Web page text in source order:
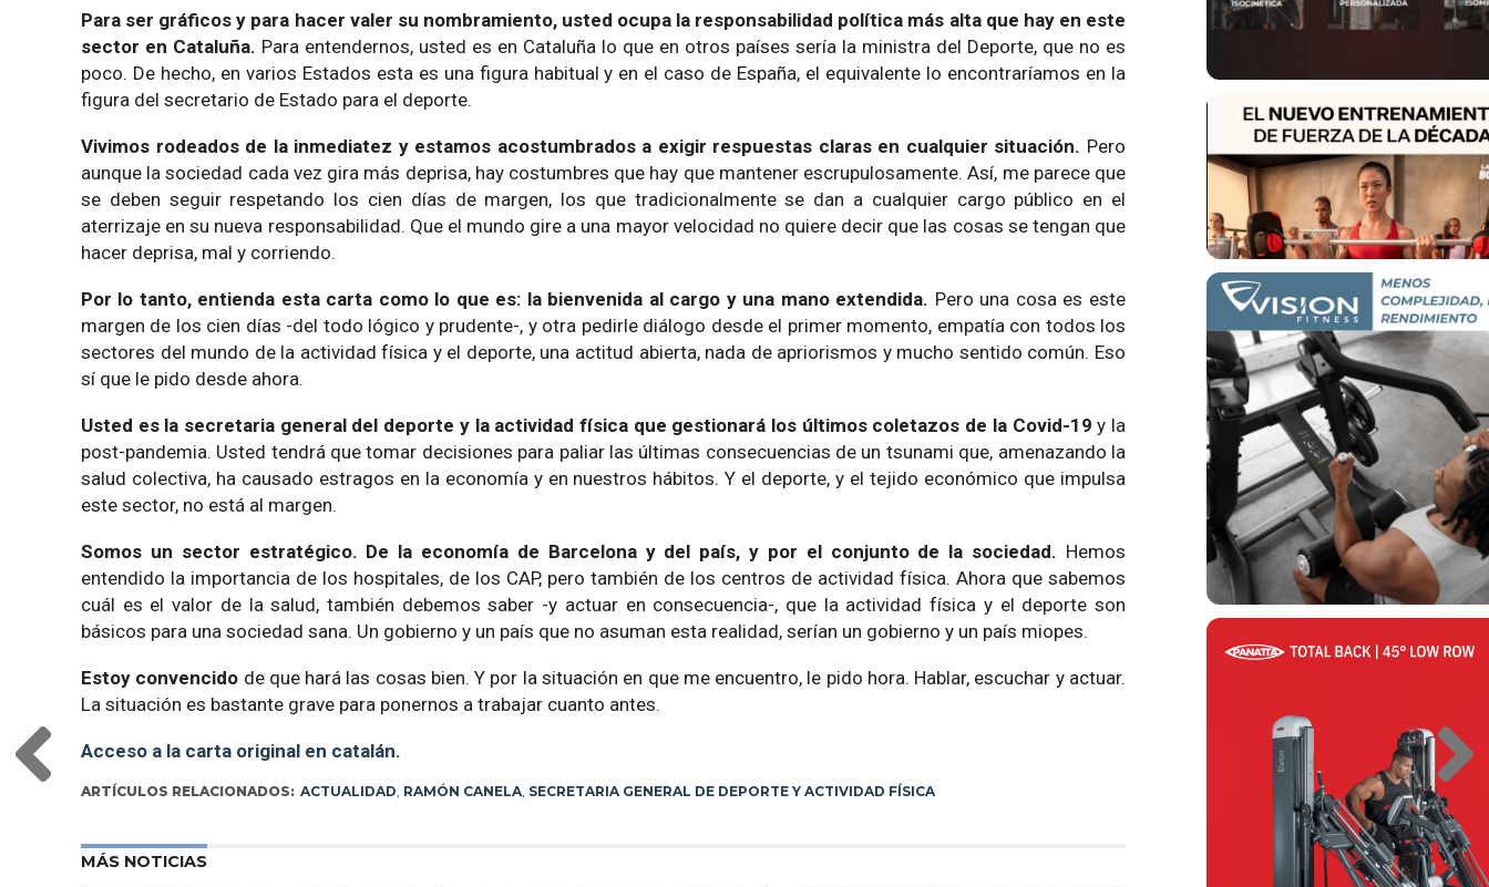
Para ser gráficos y para hacer valer su nombramiento, usted ocupa la responsabilidad política más alta que hay en este
sector en Cataluña. Para entendernos, usted es en Cataluña lo que en otros países sería la ministra del Deporte, que no es
poco. De hecho, en varios Estados esta es una figura habitual y en el caso de España, el equivalente lo encontraríamos en la
figura del secretario de Estado para el deporte.
Vivimos rodeados de la inmediatez y estamos acostumbrados a exigir respuestas claras en cualquier situación. Pero
aunque la sociedad cada vez gira más deprisa, hay costumbres que hay que mantener escrupulosamente. Así, me parece que
se deben seguir respetando los cien días de margen, los que tradicionalmente se dan a cualquier cargo público en el
aterrizaje en su nueva responsabilidad. Que el mundo gire a una mayor velocidad no quiere decir que las cosas se tengan que
hacer deprisa, mal y corriendo.
Por lo tanto, entienda esta carta como lo que es: la bienvenida al cargo y una mano extendida. Pero una cosa es este
margen de los cien días -del todo lógico y prudente-, y otra pedirle diálogo desde el primer momento, empatía con todos los
sectores del mundo de la actividad física y el deporte, una actitud abierta, nada de apriorismos y mucho sentido común. Eso
sí que le pido desde ahora.
Usted es la secretaria general del deporte y la actividad física que gestionará los últimos coletazos de la Covid-19y la
post-pandemia. Usted tendrá que tomar decisiones para paliar las últimas consecuencias de un tsunami que, amenazando la
salud colectiva, ha causado estragos en la economía y en nuestros hábitos. Y el deporte, y el tejido económico que impulsa
este sector, no está al margen.
Somos un sector estratégico. De la economía de Barcelona y del país, y por el conjunto de la sociedad. Hemos
entendido la importancia de los hospitales, de los CAP, pero también de los centros de actividad física. Ahora que sabemos
cuál es el valor de la salud, también debemos saber -y actuar en consecuencia-, que la actividad física y el deporte son
básicos para una sociedad sana. Un gobierno y un país que no asuman esta realidad, serían un gobierno y un país miopes.
Estoy convencido de que hará las cosas bien. Y por la situación en que me encuentro, le pido hora. Hablar, escuchar y actuar.
La situación es bastante grave para ponernos a trabajar cuanto antes.
Acceso a la carta original en catalán.
ARTÍCULOS RELACIONADOS: ACTUALIDAD, RAMÓN CANELA, SECRETARIA GENERAL DE DEPORTE Y ACTIVIDAD FÍSICA
MÁS NOTICIAS